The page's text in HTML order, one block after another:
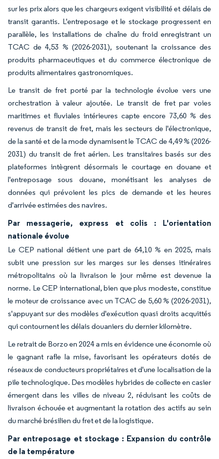
sur les prix alors que les chargeurs exigent visibilité et délais de
transit garantis. L'entreposage et le stockage progressent en
parallèle, les installations de chaîne du froid enregistrant un
TCAC de 4,53 % (2026-2031), soutenant la croissance des
produits pharmaceutiques et du commerce électronique de
produits alimentaires gastronomiques.
Le transit de fret porté par la technologie évolue vers une
orchestration à valeur ajoutée. Le transit de fret par voies
maritimes et fluviales intérieures capte encore 73,60 % des
revenus de transit de fret, mais les secteurs de l'électronique,
de la santé et de la mode dynamisent le TCAC de 4,49 % (2026-
2031) du transit de fret aérien. Les transitaires basés sur des
plateformes intègrent désormais le courtage en douane et
l'entreposage sous douane, monétisant les analyses de
données qui prévoient les pics de demande et les heures
d'arrivée estimées des navires.
Par messagerie, express et colis : L'orientation
nationale évolue
Le CEP national détient une part de 64,10 % en 2025, mais
subit une pression sur les marges sur les denses itinéraires
métropolitains où la livraison le jour même est devenue la
norme. Le CEP international, bien que plus modeste, constitue
le moteur de croissance avec un TCAC de 5,60 % (2026-2031),
s'appuyant sur des modèles d'exécution quasi droits acquittés
qui contournent les délais douaniers du dernier kilomètre.
Le retrait de Borzo en 2024 a mis en évidence une économie où
le gagnant rafle la mise, favorisant les opérateurs dotés de
réseaux de conducteurs propriétaires et d'une localisation de la
pile technologique. Des modèles hybrides de collecte en casier
émergent dans les villes de niveau 2, réduisant les coûts de
livraison échouée et augmentant la rotation des actifs au sein
du marché brésilien du fret et de la logistique.
Par entreposage et stockage : Expansion du contrôle
de la température